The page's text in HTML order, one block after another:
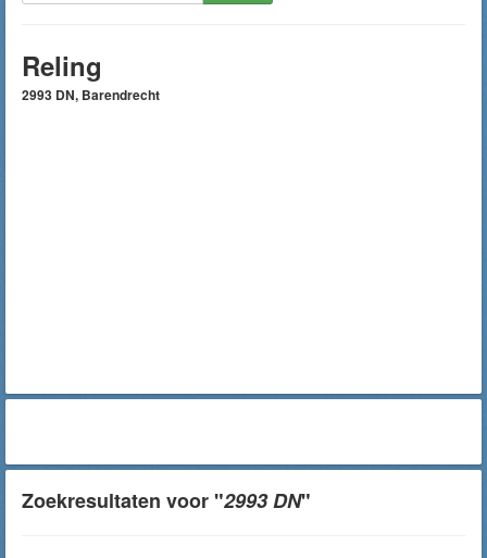
Reling
2993 DN, Barendrecht
Zoekresultaten voor "2993 DN"